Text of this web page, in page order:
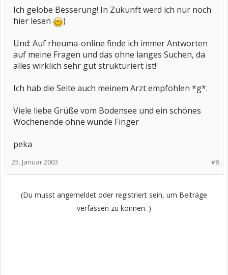
Ich gelobe Besserung! In Zukunft werd ich nur noch
hier lesen
)
Und: Auf rheuma-online finde ich immer Antworten
auf meine Fragen und das ohne langes Suchen, da
alles wirklich sehr gut strukturiert ist!
Ich hab die Seite auch meinem Arzt empfohlen *g*.
Viele liebe Grüße vom Bodensee und ein schönes
Wochenende ohne wunde Finger
peka
#8
25. Januar 2003
(Du musst angemeldet oder registriert sein, um Beiträge
verfassen zu können. )